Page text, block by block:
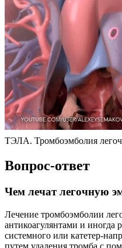
ТЭЛА. Тромбоэмболия
Вопрос-ответ
Чем лечат легочную
Лечение тромбоэмболии
антикоагулянтами и
системного или катетер-
путем удаления тромба с